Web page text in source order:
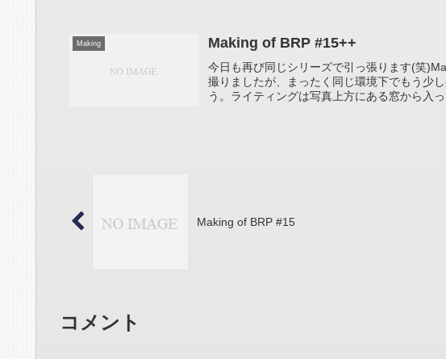
Making Making of BRP #15++
今日も再び同じシリーズで引っ張ります(笑
撮りましたが、まったく同じ環境下でもう少
う。ライティングは写真上方にある窓から入っ
Making of BRP #15
コメント